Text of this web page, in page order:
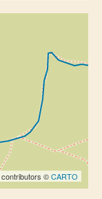
contributors ©CARTO